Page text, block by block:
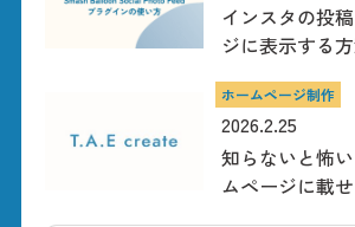
インスタの投
ジに表示する
い方【
ホームページ制作
知らないと怖
ムページに載
2026.2.25